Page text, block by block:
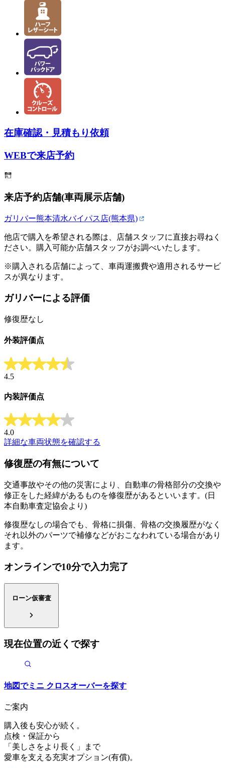
在庫確認・見積もり依頼
WEBで来店予約
来店予約店舗(車両展示店舗)
ガリバー熊本清水バイパス店(熊本県)
他店で購入を希望される際は、店舗スタッフに直接お尋ねく
ださい。購入可能か店舗スタッフがお調べいたします。
※購入される店舗によって、車両運搬費や適用されるサービ
スが異なります。
ガリバーによる評価
修復歴なし
外装評価点
4.5
内装評価点
4.0
詳細な車両状態を確認する
修復歴の有無について
交通事故やその他の災害により、自動車の骨格部分の交換や
修正をした経緯があるものを修復歴があるといいます。(日
本自動車査定協会より)
修復歴なしの場合でも、骨格に損傷、骨格の交換履歴がなく
それ以外のパーツで補修などがおこなわれている場合があり
ます。
オンラインで10分で入力完了
ローン仮審査
現在位置の近くで探す
地図でミニ クロスオーバーを探す
ご案内
購入後も安心が続く。
点検・保証から
「美しさをより長く」まで
愛車を支える充実オプション(有償)。